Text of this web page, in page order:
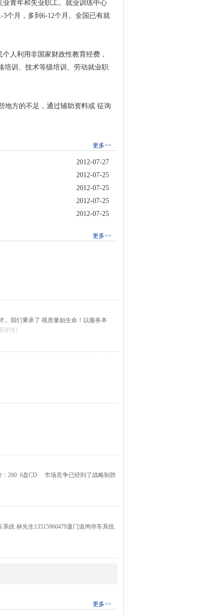
青年和失业职工。就业训练中心
个月，多到6-12个月。全国已有就
利用非国家财政性教育经费，
培训、技术等级培训、劳动就业职
方的不足，通过辅助资料或 征询
更多>>
2012-07-27
2012-07-25
2012-07-25
2012-07-25
2012-07-25
更多>>
。我们秉承了 视质量如生命！以服务本
详情]
：260 6盘CD 市场竞争已经到了战略制胜
统 林先生13515960479厦门道闸停车系统
更多>>